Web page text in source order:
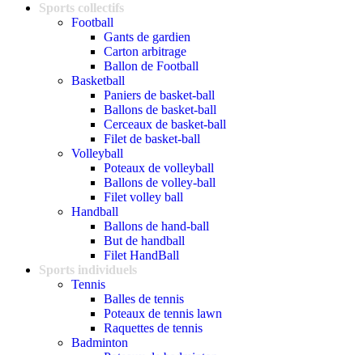
Sports collectifs
Football
Gants de gardien
Carton arbitrage
Ballon de Football
Basketball
Paniers de basket-ball
Ballons de basket-ball
Cerceaux de basket-ball
Filet de basket-ball
Volleyball
Poteaux de volleyball
Ballons de volley-ball
Filet volley ball
Handball
Ballons de hand-ball
But de handball
Filet HandBall
Sports individuels
Tennis
Balles de tennis
Poteaux de tennis lawn
Raquettes de tennis
Badminton